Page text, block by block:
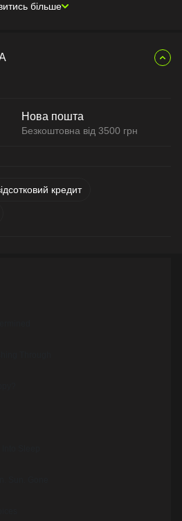
більше
Нова пошта
Безкоштовна від 3500 грн
кредит